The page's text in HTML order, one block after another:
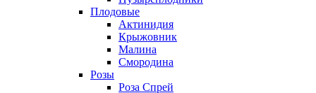
Плодовые
Актинидия
Крыжовник
Малина
Смородина
Розы
Роза Спрей